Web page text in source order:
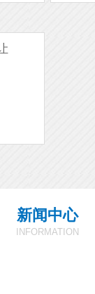
新闻中心
INFORMATION